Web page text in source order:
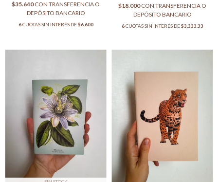
$35.640CON TRANSFERENCIA O
DEPÓSITO BANCARIO
6CUOTAS SIN INTERÉS DE$6.600
$18.000CON TRANSFERENCIA O
DEPÓSITO BANCARIO
6CUOTAS SIN INTERÉS DE$3.333,33